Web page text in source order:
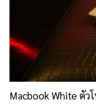
Macbook White ตัว